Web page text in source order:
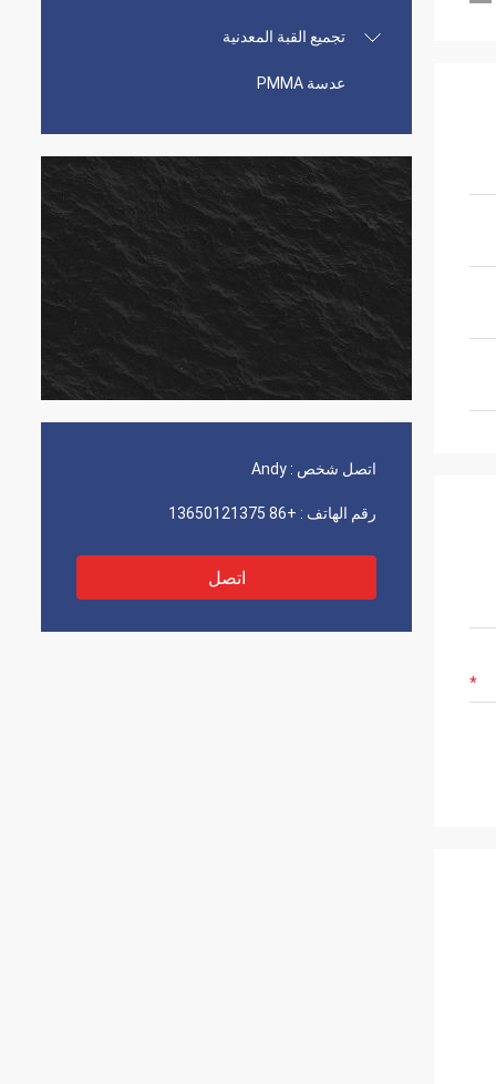
تجميع القبة المعدنية
عدسة PMMA
اتصل شخص : Andy
رقم الهاتف : +86 13650121375
اتصل